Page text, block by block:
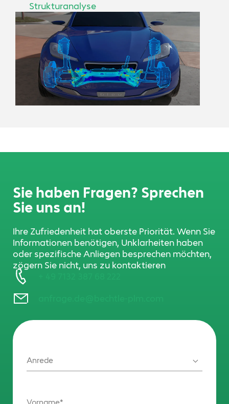
Strukturanalyse
Sie haben Fragen? Sprechen
Sie uns an!
Ihre Zufriedenheit hat oberste Priorität. Wenn Sie
Informationen benötigen, Unklarheiten haben
oder spezifische Anliegen besprechen möchten,
zögern Sie nicht, uns zu kontaktieren
Anrede
Vorname